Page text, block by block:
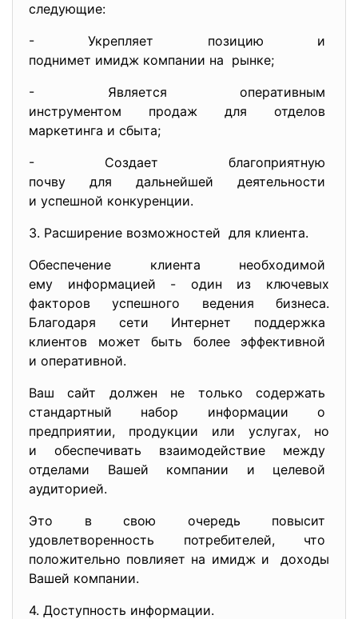
следующие:
- Укрепляет позицию и
поднимет имидж компании на рынке;
- Является оперативным
инструментом продаж для отделов
маркетинга и сбыта;
- Создает благоприятную
почву для дальнейшей деятельности
и успешной конкуренции.
3. Расширение возможностей для клиента.
Обеспечение клиента необходимой
ему информацией - один из ключевых
факторов успешного ведения бизнеса.
Благодаря сети Интернет поддержка
клиентов может быть более эффективной
и оперативной.
Ваш сайт должен не только содержать
стандартный набор информации о
предприятии, продукции или услугах, но
и обеспечивать взаимодействие между
отделами Вашей компании и целевой
аудиторией.
Это в свою очередь повысит
удовлетворенность потребителей, что
положительно повлияет на имидж и доходы
Вашей компании.
4. Доступность информации.